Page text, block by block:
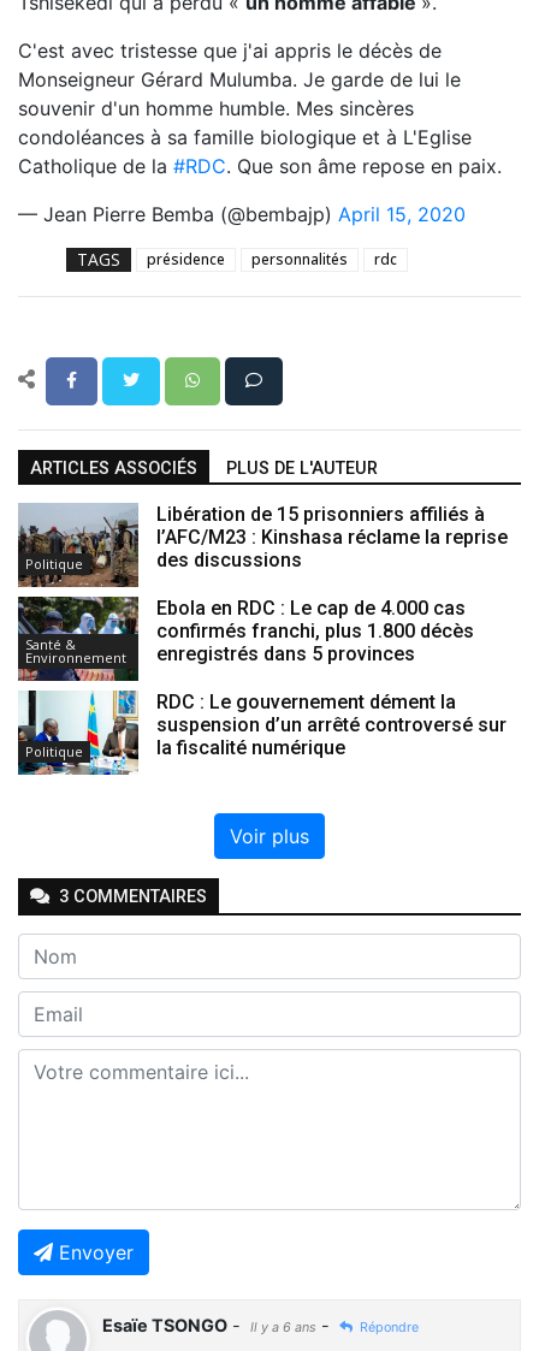
C'est avec tristesse que j'ai appris le décès de
Monseigneur Gérard Mulumba. Je garde de lui le
souvenir d'un homme humble. Mes sincères
condoléances à sa famille biologique et à L'Eglise
Catholique de la #RDC. Que son âme repose en paix.
— Jean Pierre Bemba (@bembajp) April 15, 2020
TAGS présidence personnalités rdc
ARTICLES ASSOCIÉS PLUS DE L'AUTEUR
Politique
Libération de 15 prisonniers affiliés à
l’AFC/M23 : Kinshasa réclame la reprise
des discussions
Santé &
Environnement
Ebola en RDC : Le cap de 4.000 cas
confirmés franchi, plus 1.800 décès
enregistrés dans 5 provinces
Politique
RDC : Le gouvernement dément la
suspension d’un arrêté controversé sur
la fiscalité numérique
Voir plus
3 COMMENTAIRES
Envoyer
Esaïe TSONGO - Il y a 6 ans - Répondre